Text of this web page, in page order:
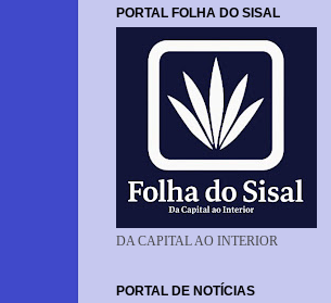
PORTAL FOLHA DO SISAL
DA CAPITAL AO INTERIOR
PORTAL DE NOTÍCIAS